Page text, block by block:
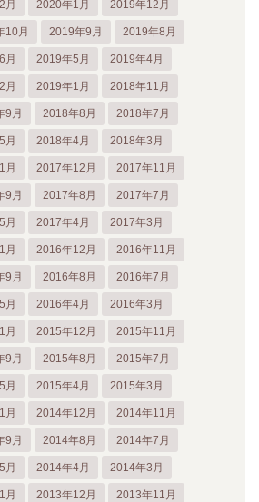
月 2020年1月 2019年12月
10月 2019年9月 2019年8月
月 2019年5月 2019年4月
月 2019年1月 2018年11月
9月 2018年8月 2018年7月
月 2018年4月 2018年3月
月 2017年12月 2017年11月
9月 2017年8月 2017年7月
月 2017年4月 2017年3月
月 2016年12月 2016年11月
9月 2016年8月 2016年7月
月 2016年4月 2016年3月
月 2015年12月 2015年11月
9月 2015年8月 2015年7月
月 2015年4月 2015年3月
月 2014年12月 2014年11月
9月 2014年8月 2014年7月
月 2014年4月 2014年3月
月 2013年12月 2013年11月